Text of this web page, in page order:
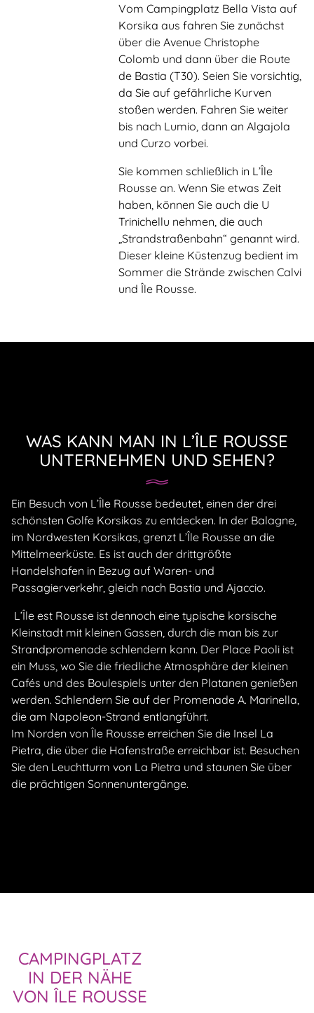
Vom Campingplatz Bella Vista auf
Korsika aus fahren Sie zunächst
über die Avenue Christophe
Colomb und dann über die Route
de Bastia (T30). Seien Sie vorsichtig,
da Sie auf gefährliche Kurven
stoßen werden. Fahren Sie weiter
bis nach Lumio, dann an Algajola
und Curzo vorbei.
Sie kommen schließlich in L’Île
Rousse an. Wenn Sie etwas Zeit
haben, können Sie auch die U
Trinichellu nehmen, die auch
„Strandstraßenbahn“ genannt wird.
Dieser kleine Küstenzug bedient im
Sommer die Strände zwischen Calvi
und Île Rousse.
WAS KANN MAN IN L’ÎLE ROUSSE
UNTERNEHMEN UND SEHEN?
Ein Besuch von L’Île Rousse bedeutet, einen der drei
schönsten Golfe Korsikas zu entdecken. In der Balagne,
im Nordwesten Korsikas, grenzt L’Île Rousse an die
Mittelmeerküste. Es ist auch der drittgrößte
Handelshafen in Bezug auf Waren- und
Passagierverkehr, gleich nach Bastia und Ajaccio.
L’Île est Rousse ist dennoch eine typische korsische
Kleinstadt mit kleinen Gassen, durch die man bis zur
Strandpromenade schlendern kann. Der Place Paoli ist
ein Muss, wo Sie die friedliche Atmosphäre der kleinen
Cafés und des Boulespiels unter den Platanen genießen
werden. Schlendern Sie auf der Promenade A. Marinella,
die am Napoleon-Strand entlangführt.
Im Norden von Île Rousse erreichen Sie die Insel La
Pietra, die über die Hafenstraße erreichbar ist. Besuchen
Sie den Leuchtturm von La Pietra und staunen Sie über
die prächtigen Sonnenuntergänge.
CAMPINGPLATZ
IN DER NÄHE
VON ÎLE ROUSSE